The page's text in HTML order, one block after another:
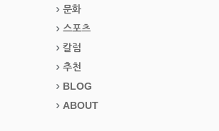
문화
스포츠
칼럼
추천
BLOG
ABOUT